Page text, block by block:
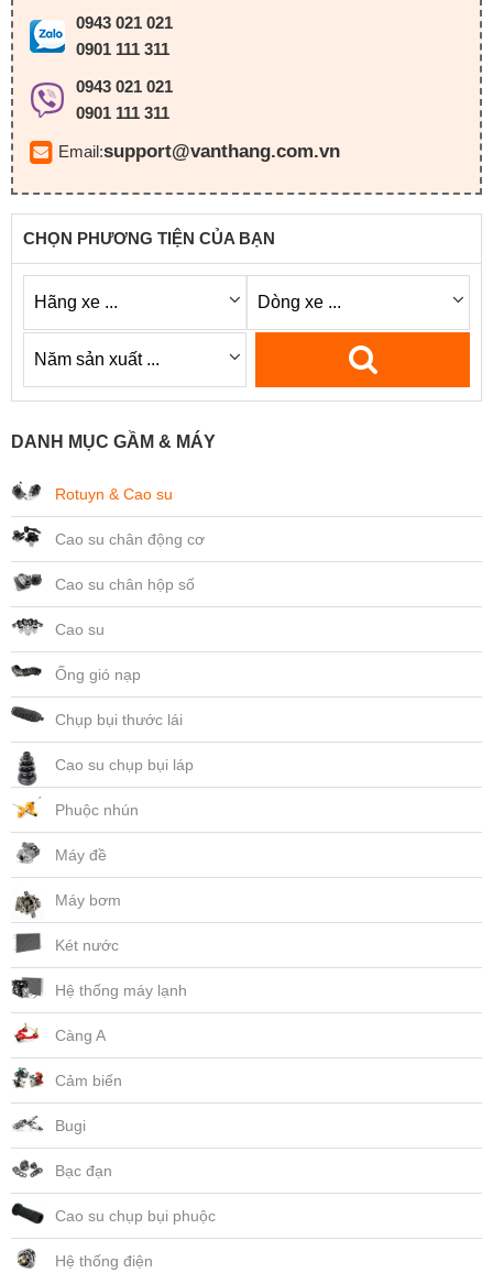
0943 021 021
0901 111 311
0943 021 021
0901 111 311
Email:support@vanthang.com.vn
CHỌN PHƯƠNG TIỆN CỦA BẠN
DANH MỤC GẦM & MÁY
Rotuyn & Cao su
Cao su chân động cơ
Cao su chân hộp số
Cao su
Ống gió nạp
Chụp bụi thước lái
Cao su chụp bụi láp
Phuộc nhún
Máy đề
Máy bơm
Két nước
Hệ thống máy lạnh
Càng A
Cảm biến
Bugi
Bạc đạn
Cao su chụp bụi phuộc
Hệ thống điện